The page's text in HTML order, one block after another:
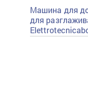
Машина для
для